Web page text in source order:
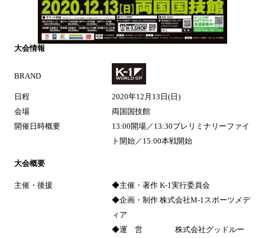
大会情報
BRAND
日程
2020年12月13日(日)
会場
両国国技館
開催日時概要
13:00開場／13:30プレリミナリーファイ
ト開始／15:00本戦開始
大会概要
主催・後援
◆主催・著作 K-1実行委員会
◆企画・制作 株式会社M-1スポーツメデ
ィア
◆運 営 株式会社グッドルー